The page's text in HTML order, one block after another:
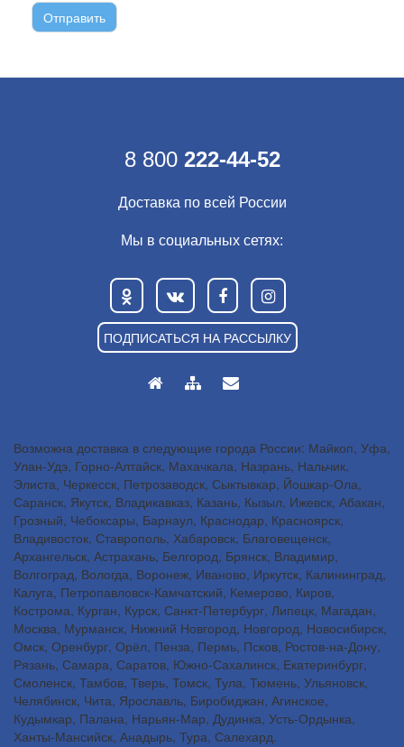
8 800 222-44-52
Доставка по всей России
Мы в социальных сетях:
ПОДПИСАТЬСЯ НА РАССЫЛКУ
Возможна доставка в следующие города России: Майкоп, Уфа,
Улан-Удэ, Горно-Алтайск, Махачкала, Назрань, Нальчик,
Элиста, Черкесск, Петрозаводск, Сыктывкар, Йошкар-Ола,
Саранск, Якутск, Владикавказ, Казань, Кызыл, Ижевск, Абакан,
Грозный, Чебоксары, Барнаул, Краснодар, Красноярск,
Владивосток, Ставрополь, Хабаровск, Благовещенск,
Архангельск, Астрахань, Белгород, Брянск, Владимир,
Волгоград, Вологда, Воронеж, Иваново, Иркутск, Калининград,
Калуга, Петропавловск-Камчатский, Кемерово, Киров,
Кострома, Курган, Курск, Санкт-Петербург, Липецк, Магадан,
Москва, Мурманск, Нижний Новгород, Новгород, Новосибирск,
Омск, Оренбург, Орёл, Пенза, Пермь, Псков, Ростов-на-Дону,
Рязань, Самара, Саратов, Южно-Сахалинск, Екатеринбург,
Смоленск, Тамбов, Тверь, Томск, Тула, Тюмень, Ульяновск,
Челябинск, Чита, Ярославль, Биробиджан, Агинское,
Кудымкар, Палана, Нарьян-Мар, Дудинка, Усть-Ордынка,
Ханты-Мансийск, Анадырь, Тура, Салехард.